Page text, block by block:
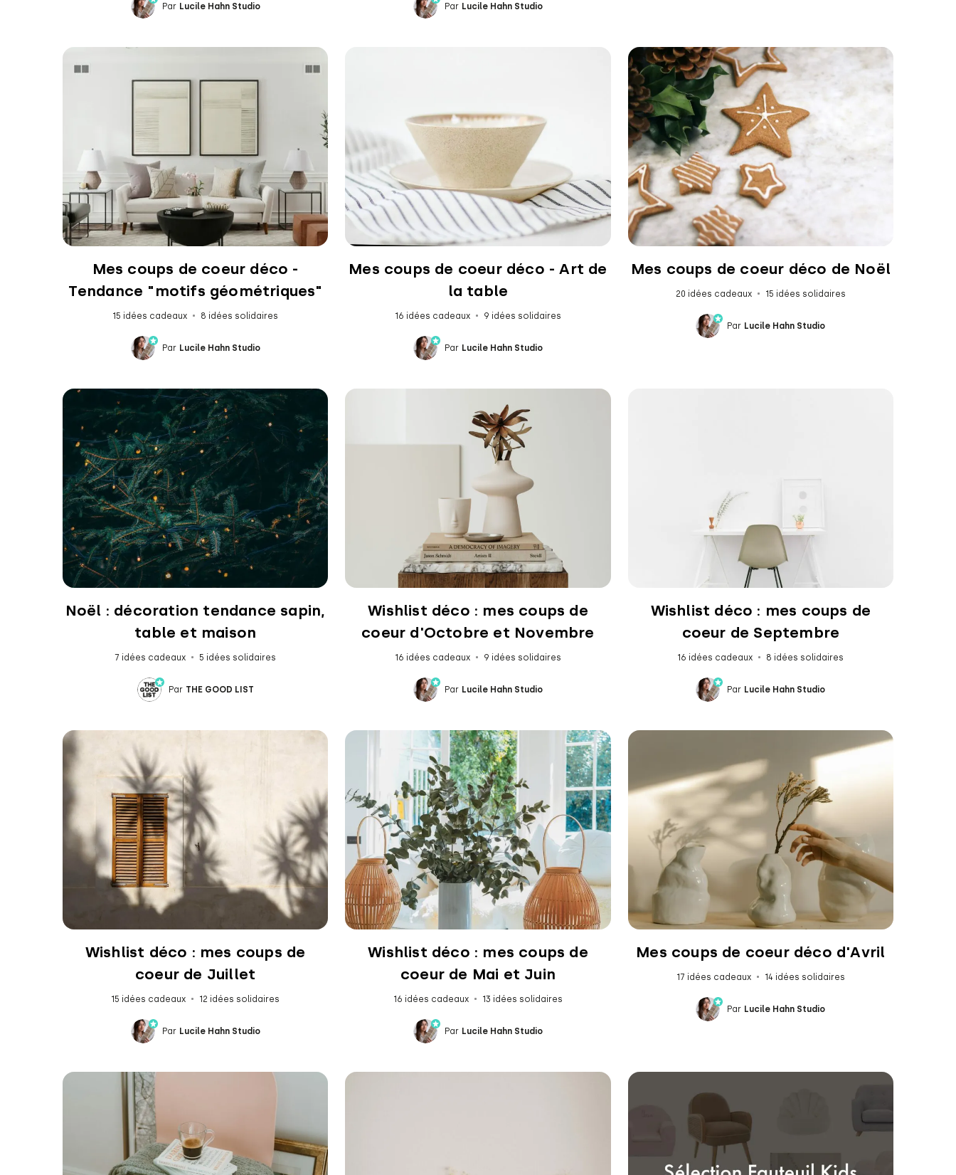
Par Lucile Hahn Studio Par Lucile Hahn Studio
Mes coups de coeur déco -
Tendance "motifs géométriques"
15 idées cadeaux 8 idées solidaires
Par Lucile Hahn Studio
Mes coups de coeur déco - Art de
la table
16 idées cadeaux 9 idées solidaires
Par Lucile Hahn Studio
Mes coups de coeur déco de Noël
20 idées cadeaux 15 idées solidaires
Par Lucile Hahn Studio
Noël : décoration tendance sapin,
table et maison
7 idées cadeaux 5 idées solidaires
Par THE GOOD LIST
Wishlist déco : mes coups de
coeur d'Octobre et Novembre
16 idées cadeaux 9 idées solidaires
Par Lucile Hahn Studio
Wishlist déco : mes coups de
coeur de Septembre
16 idées cadeaux 8 idées solidaires
Par Lucile Hahn Studio
Wishlist déco : mes coups de
coeur de Juillet
15 idées cadeaux 12 idées solidaires
Par Lucile Hahn Studio
Wishlist déco : mes coups de
coeur de Mai et Juin
16 idées cadeaux 13 idées solidaires
Par Lucile Hahn Studio
Mes coups de coeur déco d'Avril
17 idées cadeaux 14 idées solidaires
Par Lucile Hahn Studio